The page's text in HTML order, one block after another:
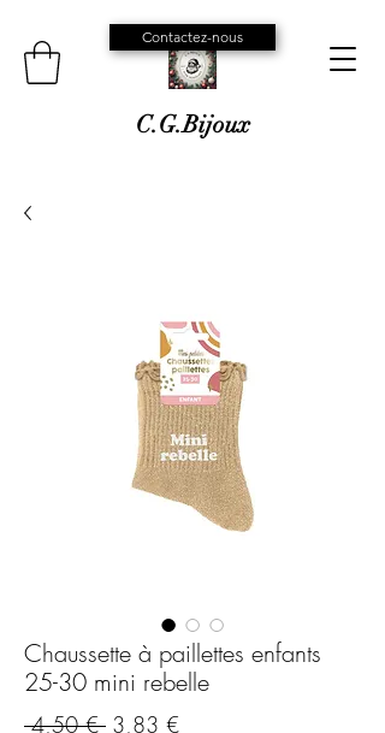
C.G.Bijoux
Contactez-nous
Chaussette à paillettes enfants
25-30 mini rebelle
4,50 € Standardpreis
3,83 €